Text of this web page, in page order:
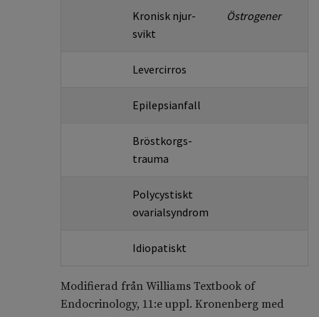
Kronisk njur­
svikt
Östrogener
Levercirros
Epilepsianfall
Bröstkorgs­
trauma
Polycystiskt
ovarial­syndrom
Idiopatiskt
Modifierad från Williams Textbook of
Endocrinology, 11:e uppl. Kronenberg med